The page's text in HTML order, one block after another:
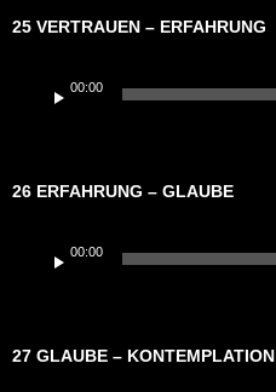
25 VERTRAUEN – ERFAHRUNG
Player
00:00
26 ERFAHRUNG – GLAUBE
Player
00:00
27 GLAUBE – KONTEMPLATION